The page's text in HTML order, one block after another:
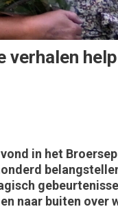
verhalen
in het
naar buiten over